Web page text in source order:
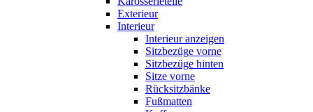
Exterieur
Interieur
Interieur anzeigen
Sitzbezüge vorne
Sitzbezüge hinten
Sitze vorne
Rücksitzbänke
Fußmatten